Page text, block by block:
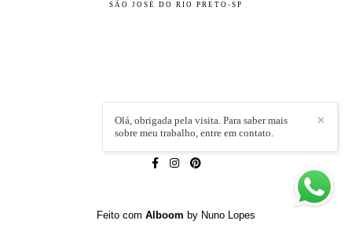
SÃO JOSÉ DO RIO PRETO-SP
LÍVIA CAPELI/CONTATO
✕
Olá, obrigada pela visita. Para saber mais
sobre meu trabalho, entre em contato.
Feito com Alboom by Nuno Lopes